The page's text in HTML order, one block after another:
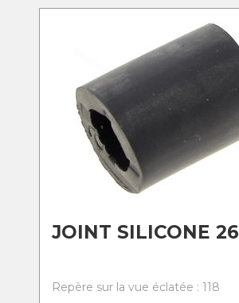
JOINT SILICONE 26
Repère sur la vue éclatée : 118